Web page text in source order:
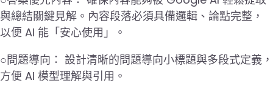
與總結關鍵見解。內容段落必須具備邏輯、論點完整，
以便 AI 能「安心使用」。
○問題導向： 設計清晰的問題導向小標題與多段式定義，
方便 AI 模型理解與引用。